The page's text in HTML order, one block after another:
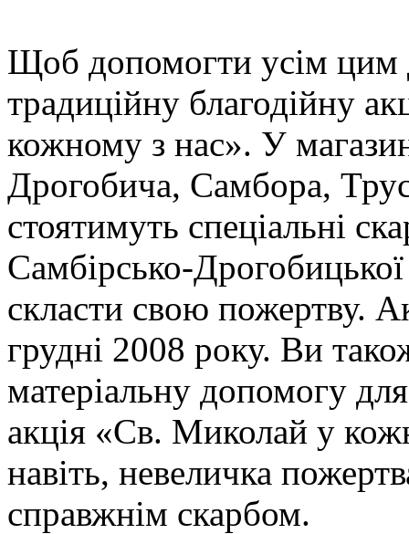
Щоб допомогти усім цим
традиційну благодійну
кожному з нас». У
Дрогобича, Самбора,
стоятимуть спеціальні
Самбірсько-
скласти свою пожертву.
грудні 2008 року. Ви
матеріальну допомогу
акція «Св. Миколай у
навіть, невеличка
справжнім скарбом.